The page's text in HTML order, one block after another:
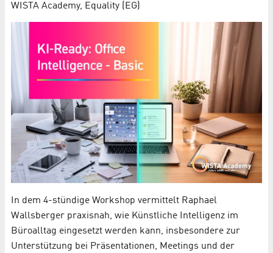
WISTA Academy, Equality (EG)
In dem 4-stündige Workshop vermittelt Raphael
Wallsberger praxisnah, wie Künstliche Intelligenz im
Büroalltag eingesetzt werden kann, insbesondere zur
Unterstützung bei Präsentationen, Meetings und der